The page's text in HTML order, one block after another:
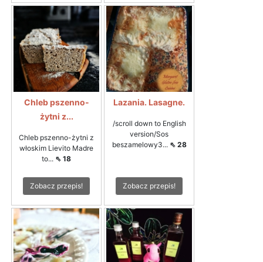
Chleb pszenno-
żytni z...
Chleb pszenno-żytni z
włoskim Lievito Madre
to... ⇖ 18
Zobacz przepis!
Lazania. Lasagne.
/scroll down to English
version/Sos
beszamelowy3... ⇖ 28
Zobacz przepis!